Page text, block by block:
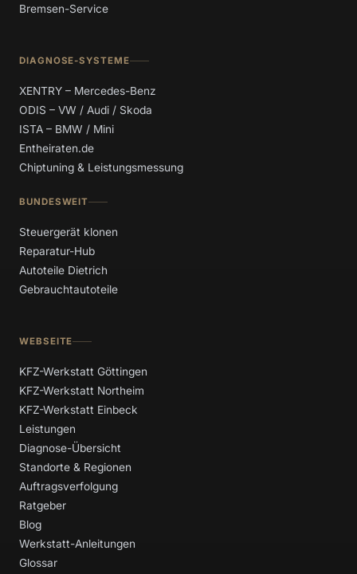
Bremsen-Service
DIAGNOSE-SYSTEME
XENTRY – Mercedes-Benz
ODIS – VW / Audi / Skoda
ISTA – BMW / Mini
Entheiraten.de
Chiptuning & Leistungsmessung
BUNDESWEIT
Steuergerät klonen
Reparatur-Hub
Autoteile Dietrich
Gebrauchtautoteile
WEBSEITE
KFZ-Werkstatt Göttingen
KFZ-Werkstatt Northeim
KFZ-Werkstatt Einbeck
Leistungen
Diagnose-Übersicht
Standorte & Regionen
Auftragsverfolgung
Ratgeber
Blog
Werkstatt-Anleitungen
Glossar